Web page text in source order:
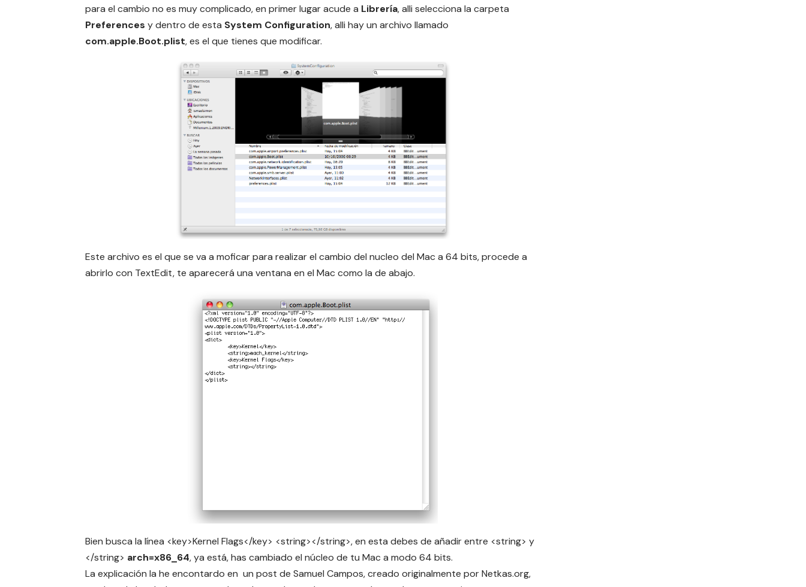
para el cambio no es muy complicado, en primer lugar acude a Librería, alli selecciona la carpeta
Preferences y dentro de esta System Configuration, alli hay un archivo llamado
com.apple.Boot.plist, es el que tienes que modificar.
Este archivo es el que se va a moficar para realizar el cambio del nucleo del Mac a 64 bits, procede a
abrirlo con TextEdit, te aparecerá una ventana en el Mac como la de abajo.
Bien busca la línea <key>Kernel Flags</key> <string></string>, en esta debes de añadir entre <string> y
</string> arch=x86_64, ya está, has cambiado el núcleo de tu Mac a modo 64 bits.
La explicación la he encontardo en un post de Samuel Campos, creado originalmente porNetkas.org,